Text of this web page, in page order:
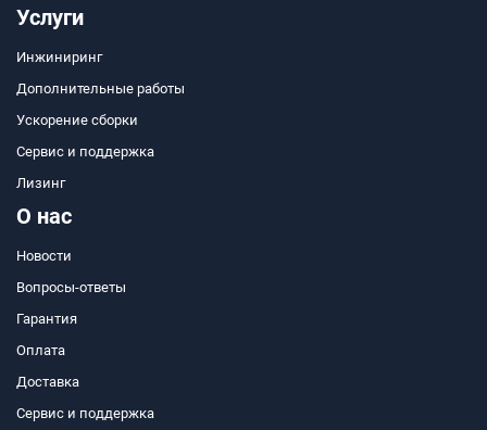
Услуги
Инжиниринг
Дополнительные работы
Ускорение сборки
Сервис и поддержка
Лизинг
О нас
Новости
Вопросы-ответы
Гарантия
Оплата
Доставка
Сервис и поддержка